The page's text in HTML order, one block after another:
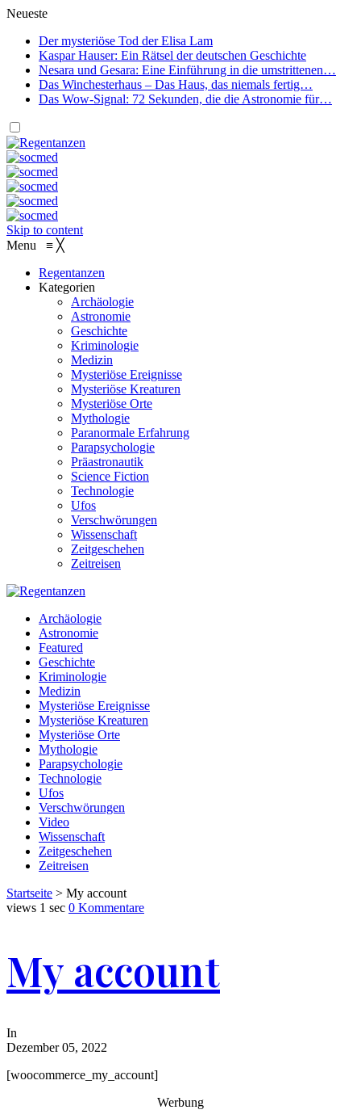
Neueste
Der mysteriöse Tod der Elisa Lam
Kaspar Hauser: Ein Rätsel der deutschen Geschichte
Nesara und Gesara: Eine Einführung in die umstrittenen…
Das Winchesterhaus – Das Haus, das niemals fertig…
Das Wow-Signal: 72 Sekunden, die die Astronomie für…
Skip to content
Menu ≡ ╳
Regentanzen
Kategorien
Archäologie
Astronomie
Geschichte
Kriminologie
Medizin
Mysteriöse Ereignisse
Mysteriöse Kreaturen
Mysteriöse Orte
Mythologie
Paranormale Erfahrung
Parapsychologie
Präastronautik
Science Fiction
Technologie
Ufos
Verschwörungen
Wissenschaft
Zeitgeschehen
Zeitreisen
Archäologie
Astronomie
Featured
Geschichte
Kriminologie
Medizin
Mysteriöse Ereignisse
Mysteriöse Kreaturen
Mysteriöse Orte
Mythologie
Parapsychologie
Technologie
Ufos
Verschwörungen
Video
Wissenschaft
Zeitgeschehen
Zeitreisen
Startseite > My account
views 1 sec 0 Kommentare
My account
In
Dezember 05, 2022
[woocommerce_my_account]
Werbung